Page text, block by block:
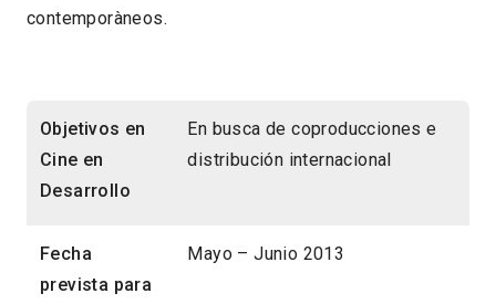
contemporàneos.
Objetivos en
Cine en
Desarrollo
En busca de coproducciones e
distribución internacional
Fecha
prevista para
Mayo – Junio 2013